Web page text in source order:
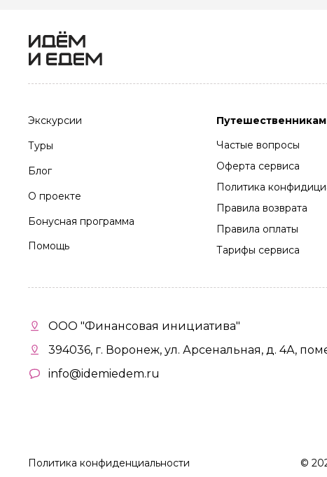
Экскурсии
Туры
Блог
О проекте
Бонусная программа
Помощь
Путешественникам
Частые вопросы
Оферта сервиса
Политика
Правила возврата
Правила оплаты
Тарифы сервиса
ООО "Финансовая инициатива"
394036, г. Воронеж, ул. Арсенальная, д. 4А,
info@idemiedem.ru
Политика конфиденциальности ©